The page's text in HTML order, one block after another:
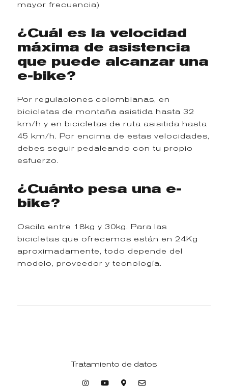
mayor frecuencia)
¿Cuál es la velocidad
máxima de asistencia
que puede alcanzar una
e-bike?
Por regulaciones colombianas, en
bicicletas de montaña asistida hasta 32
km/h y en bicicletas de ruta asisitida hasta
45 km/h. Por encima de estas velocidades,
debes seguir pedaleando con tu propio
esfuerzo.
¿Cuánto pesa una e-
bike?
Oscila entre 18kg y 30kg. Para las
bicicletas que ofrecemos están en 24Kg
aproximadamente, todo depende del
modelo, proveedor y tecnología.
Tratamiento de datos